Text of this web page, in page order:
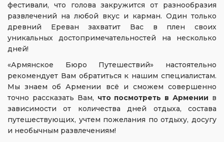
фестивали, что голова закружится от разнообразия
развлечений на любой вкус и карман. Один только
древний Ереван захватит Вас в плен своих
уникальных достопримечательностей на несколько
дней!
«Армянское Бюро Путешествий» настоятельно
рекомендует Вам обратиться к нашим специалистам.
Мы знаем об Армении всё и сможем совершенно
точно рассказать Вам, что посмотреть в Армении в
зависимости от количества дней отдыха, состава
путешествующих, учтем пожелания по отдыху, досугу
и необычным развлечениям!